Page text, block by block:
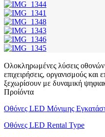
Ολοκληρωμένες λύσεις
επιχειρήσεις, οργανισμούς και
ξεχωρίσουν με δυναμική
Προίόντα
Οθόνες LED Μόνιμης
Οθόνες LED Rental Type